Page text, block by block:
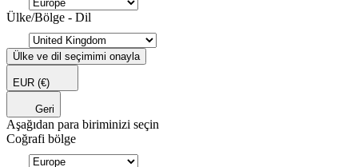
Ülke/Bölge - Dil
Ülke ve dil seçimimi onayla
EUR (€)
Geri
Aşağıdan para biriminizi seçin
Coğrafi bölge